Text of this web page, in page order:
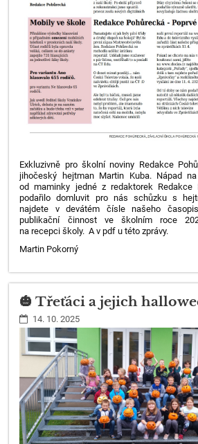
Exkluzivně pro školní noviny Redakce
jihočeský hejtman Martin Kuba. Nápad
od maminky jedné z redaktorek
podařilo domluvit pro nás schůzku s
najdete v devátém čísle našeho
publikační činnost ve školním roce
na recepci školy. A v pdf u této zprávy.
Martin Pokorný
🎃 Třeťáci a jejich
14. 10. 2025